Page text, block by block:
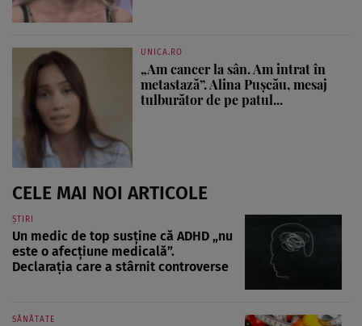
UNICA.RO
„Am cancer la sân. Am intrat în
metastază”. Alina Pușcău, mesaj
tulburător de pe patul...
CELE MAI NOI ARTICOLE
ȘTIRI
Un medic de top susține că ADHD „nu
este o afecțiune medicală”.
Declarația care a stârnit controverse
SĂNĂTATE